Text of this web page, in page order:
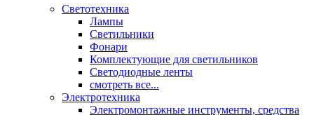
Светотехника
Лампы
Светильники
Фонари
Комплектующие для светильников
Светодиодные ленты
смотреть все...
Электротехника
Электромонтажные инструменты, средства